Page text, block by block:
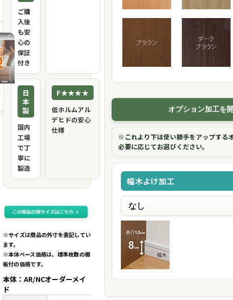
ご購
入後
も安
心の
保証
付き
日
本
製
国内
工場
で丁
寧に
製造
F★★★★
低ホルムアル
デヒドの安心
仕様
※サイズは商品の外寸を表記してい
ます。
※本体ベース価格は、標準枚数の棚
板付の価格です。
本体：AR/NCオーダーメイ
ド
オプション加工を
※これより下は使い勝手をアップする
必要に応じてお選びください。
幅木よけ加工